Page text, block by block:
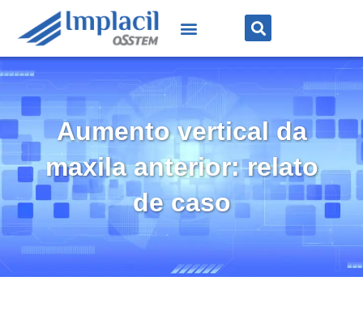
Aumento vertical da
maxila anterior: relato
de caso